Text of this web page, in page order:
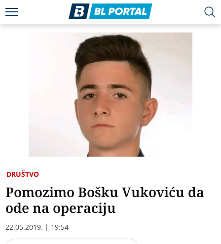
DRUŠTVO
Pomozimo Bošku Vukoviću da
ode na operaciju
22.05.2019. | 19:54